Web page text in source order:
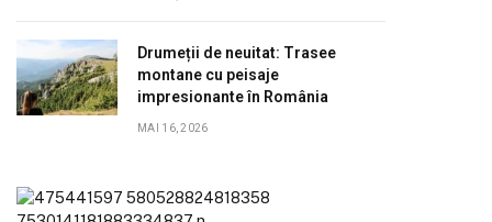
Drumeții de neuitat: Trasee
montane cu peisaje
impresionante în România
MAI 16, 2026